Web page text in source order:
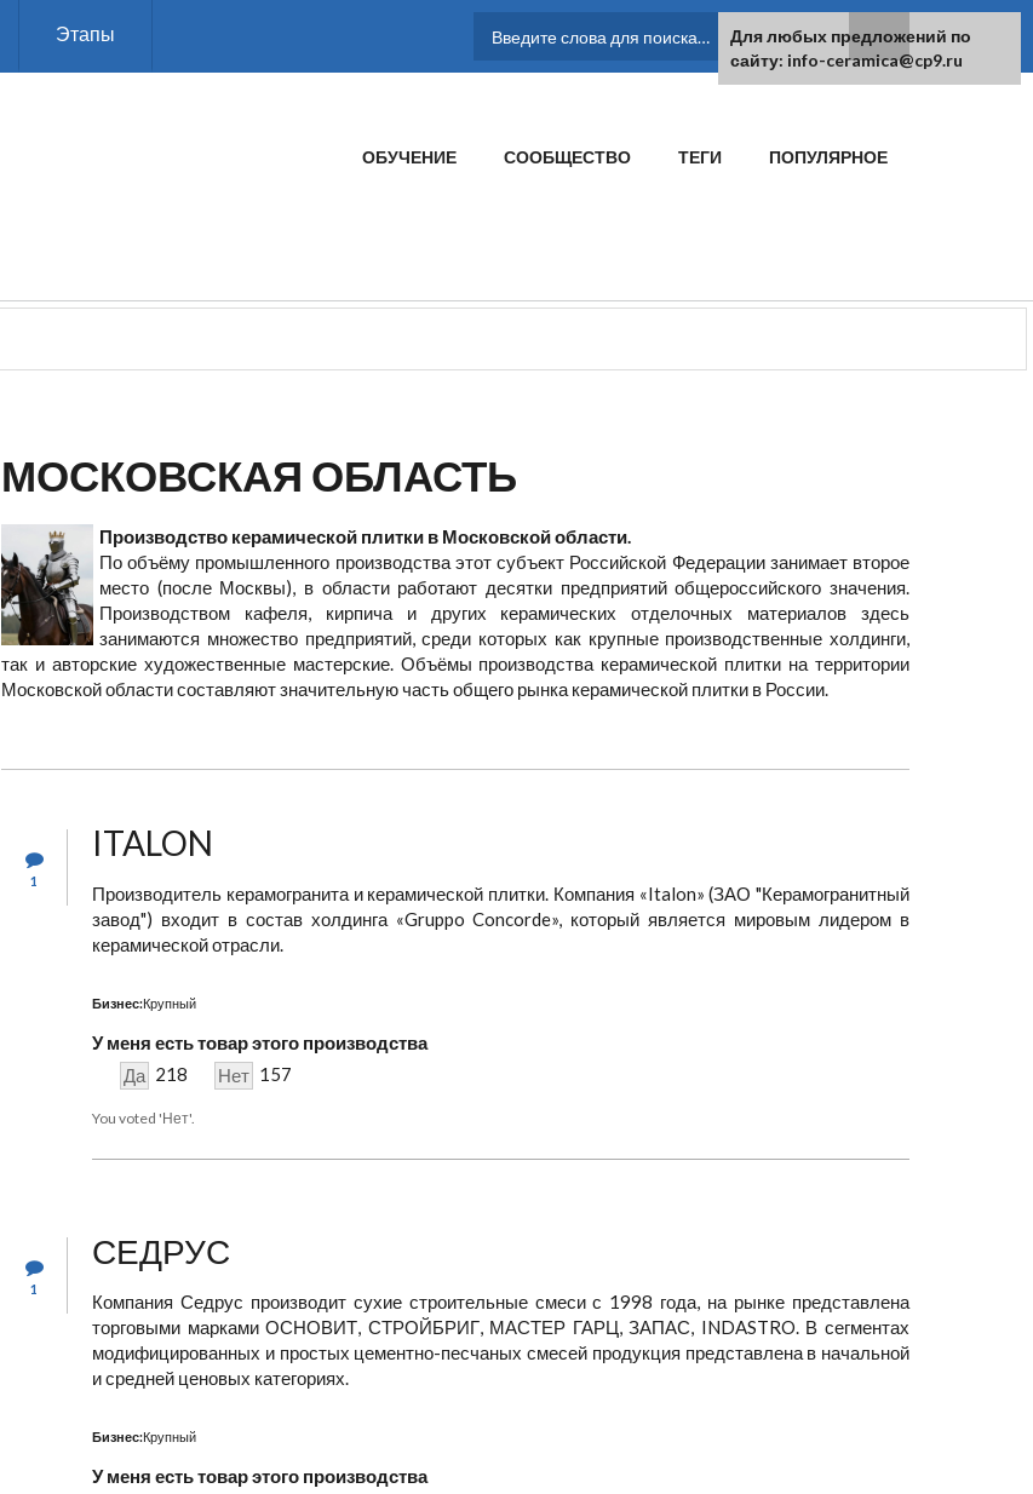
Этапы
ФОРМА ПОИСКА
ОБУЧЕНИЕ СООБЩЕСТВО ТЕГИ ПОПУЛЯРНОЕ
МОСКОВСКАЯ ОБЛАСТЬ
Производство керамической плитки в Московской области.
По объёму промышленного производства этот субъект Российской Федерации занимает второе
место (после Москвы), в области работают десятки предприятий общероссийского значения.
Производством кафеля, кирпича и других керамических отделочных материалов здесь
занимаются множество предприятий, среди которых как крупные производственные холдинги,
так и авторские художественные мастерские. Объёмы производства керамической плитки на территории
Московской области составляют значительную часть общего рынка керамической плитки в России.
1
ITALON
Производитель керамогранита и керамической плитки. Компания «Italon» (ЗАО "Керамогранитный
завод") входит в состав холдинга «Gruppo Concorde», который является мировым лидером в
керамической отрасли.
Бизнес:Крупный
У меня есть товар этого производства
Да 218 Нет 157
You voted 'Нет'.
1
СЕДРУС
Компания Седрус производит сухие строительные смеси с 1998 года, на рынке представлена
торговыми марками ОСНОВИТ, СТРОЙБРИГ, МАСТЕР ГАРЦ, ЗАПАС, INDASTRO. В сегментах
модифицированных и простых цементно-песчаных смесей продукция представлена в начальной
и средней ценовых категориях.
Бизнес:Крупный
У меня есть товар этого производства
Для любых предложений по
сайту: info-ceramica@cp9.ru